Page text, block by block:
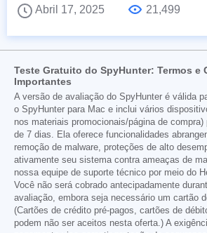
Abril 17, 2025
21,499
Teste Gratuito do SpyHunter: Termos e
Importantes
A versão de avaliação do SpyHunter é válida
o SpyHunter para Mac e inclui vários
nos materiais promocionais/página de
de 7 dias. Ela oferece funcionalidades
remoção de malware, proteções de alto
ativamente seu sistema contra ameaças de
nossa equipe de suporte técnico por meio do
Você não será cobrado antecipadamente
avaliação, embora seja necessário um cartão
(Cartões de crédito pré-pagos, cartões de
podem não ser aceitos nesta oferta.) A